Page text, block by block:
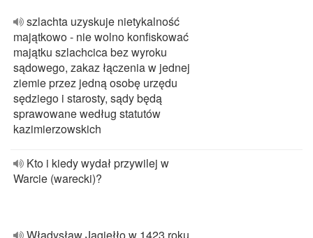
szlachta uzyskuje nietykalność
majątkowo - nie wolno konfiskować
majątku szlachcica bez wyroku
sądowego, zakaz łączenia w jednej
ziemie przez jedną osobę urzędu
sędziego i starosty, sądy będą
sprawowane według statutów
kazimierzowskich
Kto i kiedy wydał przywilej w
Warcie (warecki)?